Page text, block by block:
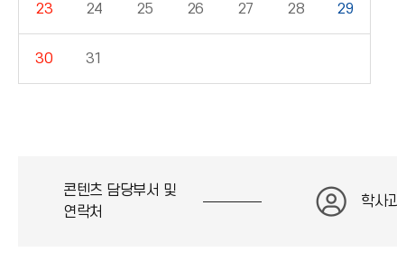
23 24 25 26 27 28 29
30 31
콘텐츠 담당부서 및
연락처
학사